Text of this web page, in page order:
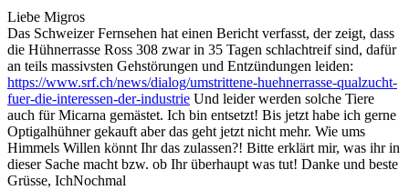
Liebe Migros
Das Schweizer Fernsehen hat einen Bericht verfasst, der zeigt, dass
die Hühnerrasse Ross 308 zwar in 35 Tagen schlachtreif sind, dafür
an teils massivsten Gehstörungen und Entzündungen leiden:
https://www.srf.ch/news/dialog/umstrittene-huehnerrasse-qualzucht-
fuer-die-interessen-der-industrie Und leider werden solche Tiere
auch für Micarna gemästet. Ich bin entsetzt! Bis jetzt habe ich gerne
Optigalhühner gekauft aber das geht jetzt nicht mehr. Wie ums
Himmels Willen könnt Ihr das zulassen?! Bitte erklärt mir, was ihr in
dieser Sache macht bzw. ob Ihr überhaupt was tut! Danke und beste
Grüsse, IchNochmal